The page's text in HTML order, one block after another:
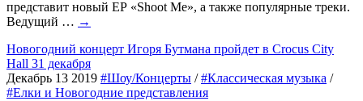
представит новый EP «Shoot Me», а также популярные треки.
Ведущий … →
Новогодний концерт Игоря Бутмана пройдет в Crocus City
Hall 31 декабря
Декабрь 13 2019 #Шоу/Концерты /#Классическая музыка /
#Елки и Новогодние представления